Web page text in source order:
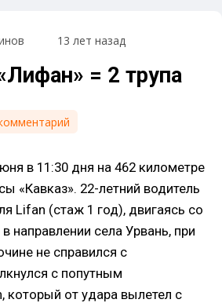
13 лет назад
= 2 трупа
в 11:30 дня на 462 километре
«Кавказ». 22-летний водитель
Lifan (стаж 1 год), двигаясь со
направлении села Урвань, при
не справился с
с попутным
который от удара вылетел с